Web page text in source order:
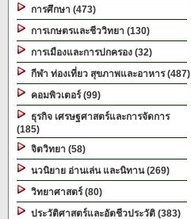
การศึกษา (473)
การเกษตรและชีววิทยา (130)
การเมืองและการปกครอง (32)
กีฬา ท่องเที่ยว สุขภาพและอาหาร (487)
คอมพิวเตอร์ (99)
ธุรกิจ เศรษฐศาสตร์และการจัดการ
(185)
จิตวิทยา (58)
นวนิยาย อ่านเล่น และนิทาน (269)
วิทยาศาสตร์ (80)
ประวัติศาสตร์และอัตชีวประวัติ (383)